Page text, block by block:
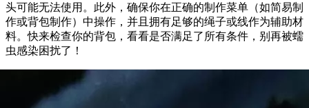
头可能无法使用。此外，确保你在正确的制作菜单（如简易制
作或背包制作）中操作，并且拥有足够的绳子或线作为辅助材
料。快来检查你的背包，看看是否满足了所有条件，别再被蠕
虫感染困扰了！